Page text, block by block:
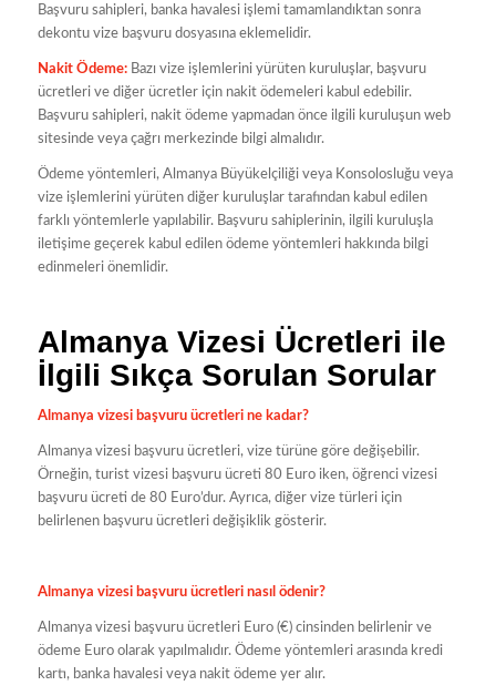
Başvuru sahipleri, banka havalesi işlemi tamamlandıktan sonra
dekontu vize başvuru dosyasına eklemelidir.
Nakit Ödeme:Bazı vize işlemlerini yürüten kuruluşlar, başvuru
ücretleri ve diğer ücretler için nakit ödemeleri kabul edebilir.
Başvuru sahipleri, nakit ödeme yapmadan önce ilgili kuruluşun web
sitesinde veya çağrı merkezinde bilgi almalıdır.
Ödeme yöntemleri, Almanya Büyükelçiliği veya Konsolosluğu veya
vize işlemlerini yürüten diğer kuruluşlar tarafından kabul edilen
farklı yöntemlerle yapılabilir. Başvuru sahiplerinin, ilgili kuruluşla
iletişime geçerek kabul edilen ödeme yöntemleri hakkında bilgi
edinmeleri önemlidir.
Almanya Vizesi Ücretleri ile
İlgili Sıkça Sorulan Sorular
Almanya vizesi başvuru ücretleri ne kadar?
Almanya vizesi başvuru ücretleri, vize türüne göre değişebilir.
Örneğin, turist vizesi başvuru ücreti 80 Euro iken, öğrenci vizesi
başvuru ücreti de 80 Euro’dur. Ayrıca, diğer vize türleri için
belirlenen başvuru ücretleri değişiklik gösterir.
Almanya vizesi başvuru ücretleri nasıl ödenir?
Almanya vizesi başvuru ücretleri Euro (€) cinsinden belirlenir ve
ödeme Euro olarak yapılmalıdır. Ödeme yöntemleri arasında kredi
kartı, banka havalesi veya nakit ödeme yer alır.